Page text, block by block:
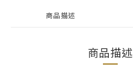
商品描述
商品描述